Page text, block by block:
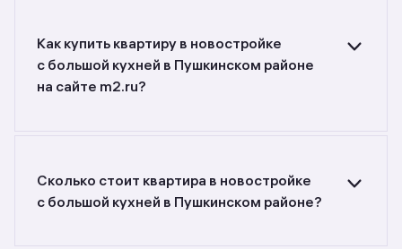
Как купить квартиру в новостройке
c большой кухней в Пушкинском районе
на сайте m2.ru?
фильтрами или поиском в разделе.
Сколько стоит квартира в новостройке
c большой кухней в Пушкинском районе?